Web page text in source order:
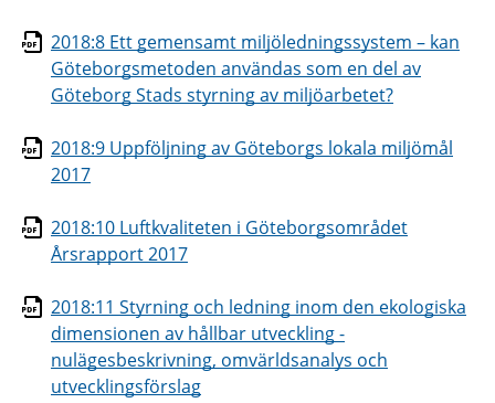
2018:8 Ett gemensamt miljöledningssystem – kan
Göteborgsmetoden användas som en del av
Göteborg Stads styrning av miljöarbetet?
2018:9 Uppföljning av Göteborgs lokala miljömål
2017
2018:10 Luftkvaliteten i Göteborgsområdet
Årsrapport 2017
2018:11 Styrning och ledning inom den ekologiska
dimensionen av hållbar utveckling -
nulägesbeskrivning, omvärldsanalys och
utvecklingsförslag